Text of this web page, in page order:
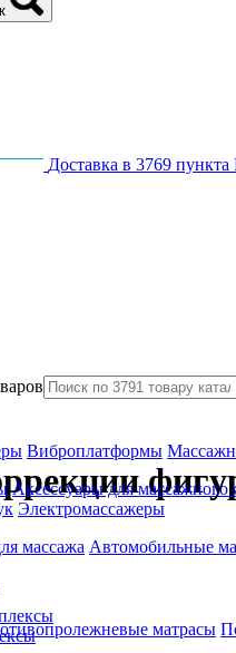
Доставка в 3769
Виброплатформы
Аксессуары для массажного
Электромассажеры
массажа Автомобильные
матрасы